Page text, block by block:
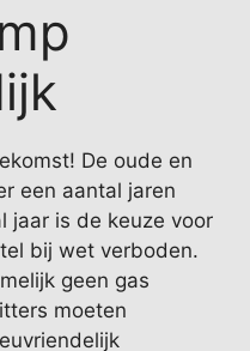
De oude en
een aantal jaren
jaar is de keuze voor
bij wet verboden.
geen gas
moeten